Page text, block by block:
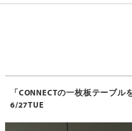
「CONNECTの一枚板テーブル
6/27TUE